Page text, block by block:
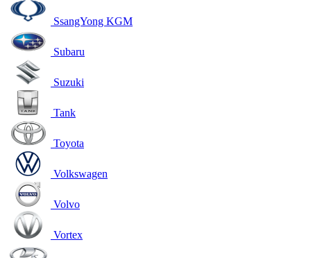
SsangYong KGM
Subaru
Suzuki
Tank
Toyota
Volkswagen
Volvo
Vortex